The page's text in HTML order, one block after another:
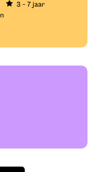
3 – 7 jaar